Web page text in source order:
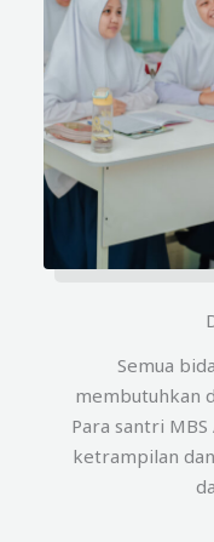
Semua
membutuhkan
Para santri
ketrampilan